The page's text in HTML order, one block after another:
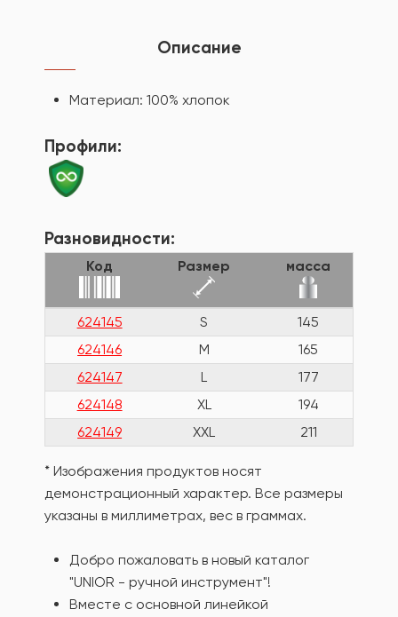
Описание
Материал: 100% хлопок
Профили:
Разновидности:
Код Размер масса
624145 S
145
624146
M
165
624147
L
177
624148
XL
194
624149
XXL 211
* Изображения продуктов носят
демонстрационный характер. Все размеры
указаны в миллиметрах, вес в граммах.
Добро пожаловать в новый каталог
"UNIOR - ручной инструмент"!
Вместе с основной линейкой